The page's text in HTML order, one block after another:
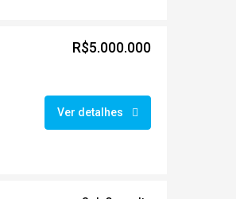
R$5.000.000
Ver detalhes